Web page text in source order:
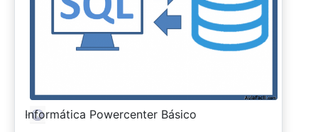
-
Informática Powercenter Básico